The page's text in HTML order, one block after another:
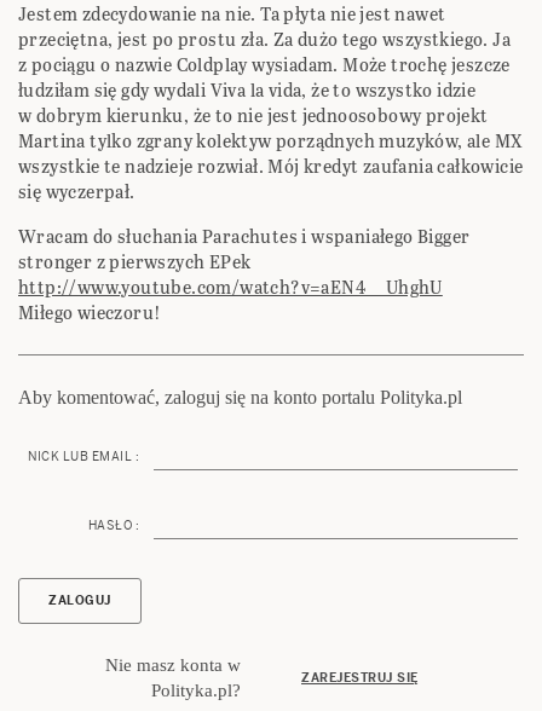
Jestem zdecydowanie na nie. Ta płyta nie jest nawet
przeciętna, jest po prostu zła. Za dużo tego wszystkiego. Ja
z pociągu o nazwie Coldplay wysiadam. Może trochę jeszcze
łudziłam się gdy wydali Viva la vida, że to wszystko idzie
w dobrym kierunku, że to nie jest jednoosobowy projekt
Martina tylko zgrany kolektyw porządnych muzyków, ale MX
wszystkie te nadzieje rozwiał. Mój kredyt zaufania całkowicie
się wyczerpał.
Wracam do słuchania Parachutes i wspaniałego Bigger
stronger z pierwszych EPek
http://www.youtube.com/watch?v=aEN4__UhghU
Miłego wieczoru!
Aby komentować, zaloguj się na konto portalu Polityka.pl
NICK LUB EMAIL :
HASŁO :
Nie masz konta w
Polityka.pl?
ZAREJESTRUJ SIĘ